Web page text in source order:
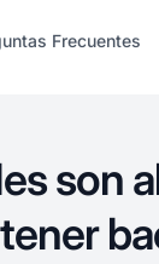
Frecuentes
son